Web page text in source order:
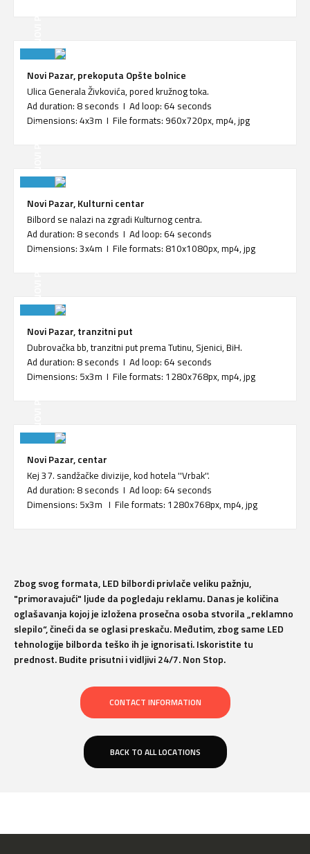
Novi Pazar, prekoputa Opšte bolnice
Ulica Generala Živkovića, pored kružnog toka.
Ad duration: 8 seconds I Ad loop: 64 seconds
Dimensions: 4x3m I File formats: 960x720px, mp4, jpg
Novi Pazar, Kulturni centar
Bilbord se nalazi na zgradi Kulturnog centra.
Ad duration: 8 seconds I Ad loop: 64 seconds
Dimensions: 3x4m I File formats: 810x1080px, mp4, jpg
Novi Pazar, tranzitni put
Dubrovačka bb, tranzitni put prema Tutinu, Sjenici, BiH.
Ad duration: 8 seconds I Ad loop: 64 seconds
Dimensions: 5x3m I File formats: 1280x768px, mp4, jpg
Novi Pazar, centar
Kej 37. sandžačke divizije, kod hotela ''Vrbak''.
Ad duration: 8 seconds I Ad loop: 64 seconds
Dimensions: 5x3m I File formats: 1280x768px, mp4, jpg
Zbog svog formata, LED bilbordi privlače veliku pažnju,
"primoravajući" ljude da pogledaju reklamu. Danas je količina
oglašavanja kojoj je izložena prosečna osoba stvorila „reklamno
slepilo“, čineći da se oglasi preskaču. Međutim, zbog same LED
tehnologije bilborda teško ih je ignorisati. Iskoristite tu
prednost. Budite prisutni i vidljivi 24/7. Non Stop.
CONTACT INFORMATION
BACK TO ALL LOCATIONS